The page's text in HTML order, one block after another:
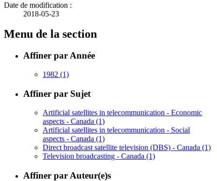
Date de modification :
2018-05-23
Menu de la section
Affiner par Année
1982 (1)
Affiner par Sujet
Artificial satellites in telecommunication - Economic
aspects - Canada (1)
Artificial satellites in telecommunication - Social
aspects - Canada (1)
Direct broadcast satellite television (DBS) - Canada (1)
Television broadcasting - Canada (1)
Affiner par Auteur(e)s